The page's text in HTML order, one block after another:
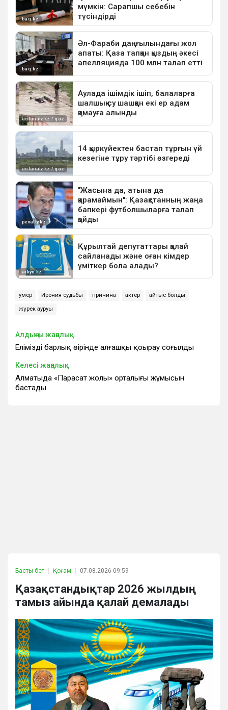
умер Ирония судьбы причина актер қайтыс болды
жүрек ауруы
Алдыңғы жаңалық
Еліміздің барлық өңірінде алғашқы қоңырау соғылды
Келесі жаңалық
Алматыда «Парасат жолы» орталығы жұмысын
бастады
Басты бет Қоғам 07.08.2026 09:59
Қазақстандықтар 2026 жылдың
тамыз айында қалай демалады